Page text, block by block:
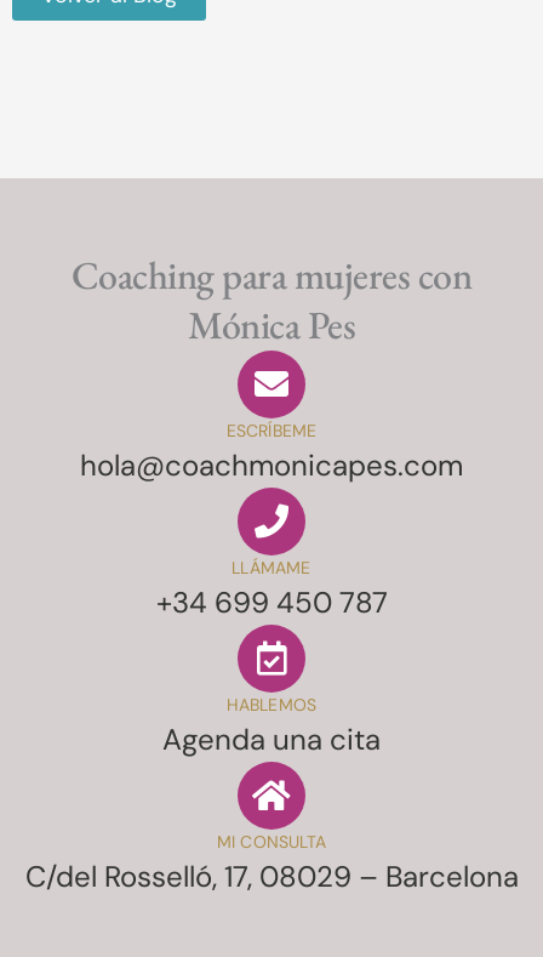
Coaching para mujeres con
Mónica Pes
ESCRÍBEME
hola@coachmonicapes.com
LLÁMAME
+34 699 450 787
HABLEMOS
Agenda una cita
MI CONSULTA
C/del Rosselló, 17, 08029 – Barcelona